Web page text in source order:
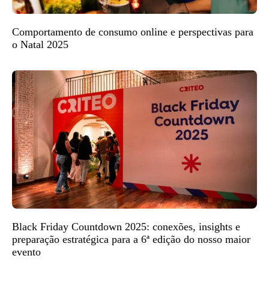
Comportamento de consumo online e perspectivas para
o Natal 2025
Black Friday Countdown 2025: conexões, insights e
preparação estratégica para a 6ª edição do nosso maior
evento